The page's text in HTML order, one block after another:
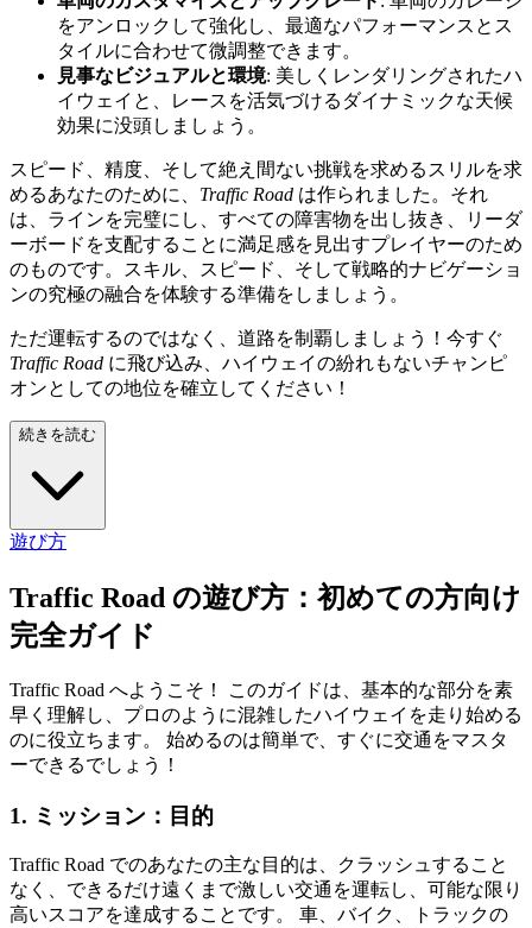
をアンロックして強化し、最適なパフォーマンスとス
タイルに合わせて微調整できます。
見事なビジュアルと環境: 美しくレンダリングされたハ
イウェイと、レースを活気づけるダイナミックな天候
効果に没頭しましょう。
スピード、精度、そして絶え間ない挑戦を求めるスリルを求
めるあなたのために、 Traffic Road は作られました。それ
は、ラインを完璧にし、すべての障害物を出し抜き、リーダ
ーボードを支配することに満足感を見出すプレイヤーのため
のものです。スキル、スピード、そして戦略的ナビゲーショ
ンの究極の融合を体験する準備をしましょう。
ただ運転するのではなく、道路を制覇しましょう！今すぐ
Traffic Road に飛び込み、ハイウェイの紛れもないチャンピ
オンとしての地位を確立してください！
続きを読む
遊び方
Traffic Road の遊び方：初めての方向け
完全ガイド
Traffic Road へようこそ！ このガイドは、基本的な部分を素
早く理解し、プロのように混雑したハイウェイを走り始める
のに役立ちます。 始めるのは簡単で、すぐに交通をマスタ
ーできるでしょう！
1. ミッション：目的
Traffic Road でのあなたの主な目的は、クラッシュすること
なく、できるだけ遠くまで激しい交通を運転し、可能な限り
高いスコアを達成することです。 車、バイク、トラックの